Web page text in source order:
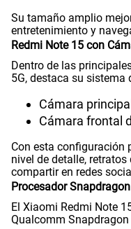
Cámara de fotos
Capacidad Memoria
Su tamaño amplio
entretenimiento y
Redmi Note 15 con
Dentro de las
5G, destaca su sistema
Cámara
Cámara frontal
Con esta configuración
nivel de detalle,
compartir en redes
Procesador
El Xiaomi Redmi Note
Qualcomm